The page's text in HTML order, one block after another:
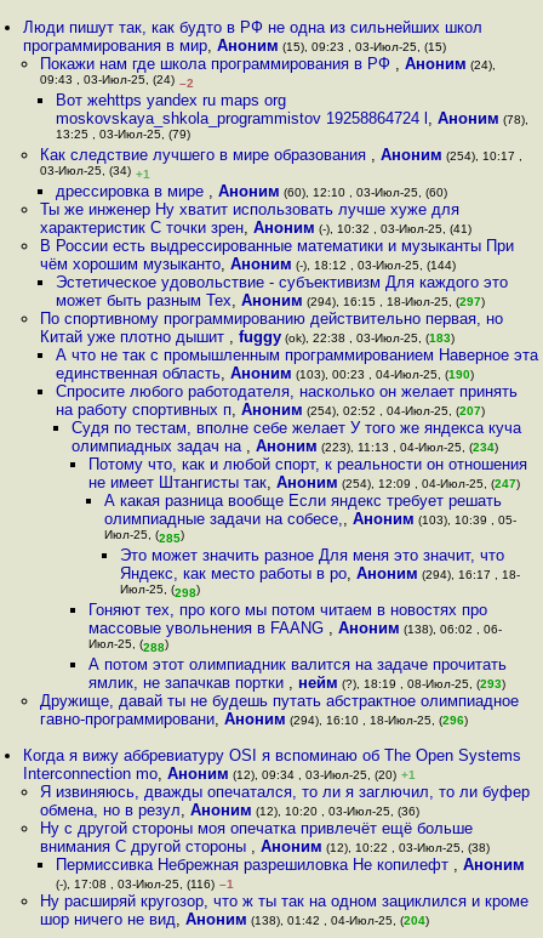
Люди пишут так, как будто в РФ не одна из сильнейших школ
программирования в мир,Аноним (15), 09:23 , 03-Июл-25, (15)
Покажи нам где школа программирования в РФ , Аноним (24),
09:43 , 03-Июл-25, (24) –2
Вот жеhttps yandex ru maps org
moskovskaya_shkola_programmistov 19258864724 l , Аноним (78),
13:25 , 03-Июл-25, (79)
Как следствие лучшего в мире образования , Аноним (254), 10:17 ,
03-Июл-25, (34) +1
дрессировка в мире , Аноним (60), 12:10 , 03-Июл-25, (60)
Ты же инженер Ну хватит использовать лучше хуже для
характеристик С точки зрен, Аноним (-), 10:32 , 03-Июл-25, (41)
В России есть выдрессированные математики и музыканты При
чём хорошим музыканто, Аноним (-), 18:12 , 03-Июл-25, (144)
Эстетическое удовольствие - субъективизм Для каждого это
может быть разным Тех, Аноним (294), 16:15 , 18-Июл-25, (297)
По спортивному программированию действительно первая, но
Китай уже плотно дышит , fuggy(ok), 22:38 , 03-Июл-25, (183)
А что не так с промышленным программированием Наверное эта
единственная область, Аноним (103), 00:23 , 04-Июл-25, (190)
Спросите любого работодателя, насколько он желает принять
на работу спортивных п, Аноним (254), 02:52 , 04-Июл-25, (207)
Судя по тестам, вполне себе желает У того же яндекса куча
олимпиадных задач на ,Аноним (223), 11:13 , 04-Июл-25, (234)
Потому что, как и любой спорт, к реальности он отношения
не имеет Штангисты так, Аноним (254), 12:09 , 04-Июл-25, (247)
А какая разница вообще Если яндекс требует решать
олимпиадные задачи на собесе,, Аноним (103), 10:39 , 05-
Июл-25, (285)
Это может значить разное Для меня это значит, что
Яндекс, как место работы в ро,Аноним (294), 16:17 , 18-
Июл-25, (298)
Гоняют тех, про кого мы потом читаем в новостях про
массовые увольнения в FAANG , Аноним (138), 06:02 , 06-
Июл-25, (288)
А потом этот олимпиадник валится на задаче прочитать
ямлик, не запачкав портки , нейм (?), 18:19 , 08-Июл-25, (293)
Дружище, давай ты не будешь путать абстрактное олимпиадное
гавно-программировани, Аноним (294), 16:10 , 18-Июл-25, (296)
Когда я вижу аббревиатуру OSI я вспоминаю об The Open Systems
Interconnection mo,Аноним (12), 09:34 , 03-Июл-25, (20) +1
Я извиняюсь, дважды опечатался, то ли я заглючил, то ли буфер
обмена, но в резул, Аноним (12), 10:20 , 03-Июл-25, (36)
Ну с другой стороны моя опечатка привлечёт ещё больше
внимания С другой стороны , Аноним (12), 10:22 , 03-Июл-25, (38)
Пермиссивка Небрежная разрешиловка Не копилефт , Аноним
(-), 17:08 , 03-Июл-25, (116) –1
Ну расширяй кругозор, что ж ты так на одном зациклился и кроме
шор ничего не вид, Аноним (138), 01:42 , 04-Июл-25, (204)